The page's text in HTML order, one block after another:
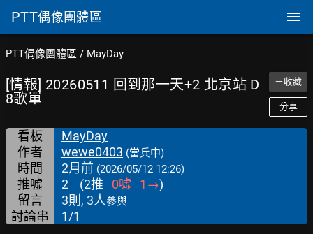
PTT偶像團體區
PTT偶像團體區 / MayDay
[情報] 20260511 回到那一天+2 北京站 D
8歌單
＋收藏
分享
看板
MayDay
作者
wewe0403 (當兵中)
時間 2月前 (2026/05/12 12:26)
推噓 2 (2推 0噓 1 →)
留言
3則, 3人參與
討論串 1/1